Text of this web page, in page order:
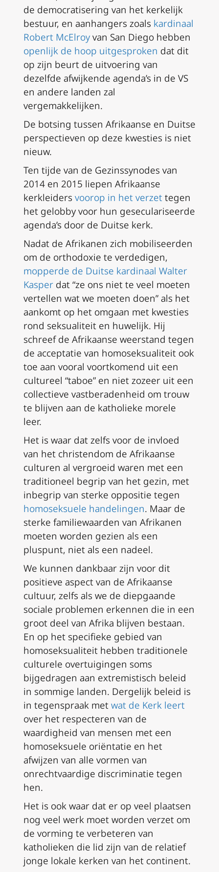
de democratisering van het kerkelijk
bestuur, en aanhangers zoals kardinaal
Robert McElroyvan San Diego hebben
openlijk de hoop uitgesproken dat dit
op zijn beurt de uitvoering van
dezelfde afwijkende agenda’s in de VS
en andere landen zal
vergemakkelijken.
De botsing tussen Afrikaanse en Duitse
perspectieven op deze kwesties is niet
nieuw.
Ten tijde van de Gezinssynodes van
2014 en 2015 liepen Afrikaanse
kerkleiders voorop in het verzettegen
het gelobby voor hun geseculariseerde
agenda’s door de Duitse kerk.
Nadat de Afrikanen zich mobiliseerden
om de orthodoxie te verdedigen,
mopperde de Duitse kardinaal Walter
Kasper dat “ze ons niet te veel moeten
vertellen wat we moeten doen” als het
aankomt op het omgaan met kwesties
rond seksualiteit en huwelijk. Hij
schreef de Afrikaanse weerstand tegen
de acceptatie van homoseksualiteit ook
toe aan vooral voortkomend uit een
cultureel “taboe” en niet zozeer uit een
collectieve vastberadenheid om trouw
te blijven aan de katholieke morele
leer.
Het is waar dat zelfs voor de invloed
van het christendom de Afrikaanse
culturen al vergroeid waren met een
traditioneel begrip van het gezin, met
inbegrip van sterke oppositie tegen
homoseksuele handelingen. Maar de
sterke familiewaarden van Afrikanen
moeten worden gezien als een
pluspunt, niet als een nadeel.
We kunnen dankbaar zijn voor dit
positieve aspect van de Afrikaanse
cultuur, zelfs als we de diepgaande
sociale problemen erkennen die in een
groot deel van Afrika blijven bestaan.
En op het specifieke gebied van
homoseksualiteit hebben traditionele
culturele overtuigingen soms
bijgedragen aan extremistisch beleid
in sommige landen. Dergelijk beleid is
in tegenspraak metwat de Kerk leert
over het respecteren van de
waardigheid van mensen met een
homoseksuele oriëntatie en het
afwijzen van alle vormen van
onrechtvaardige discriminatie tegen
hen.
Het is ook waar dat er op veel plaatsen
nog veel werk moet worden verzet om
de vorming te verbeteren van
katholieken die lid zijn van de relatief
jonge lokale kerken van het continent.